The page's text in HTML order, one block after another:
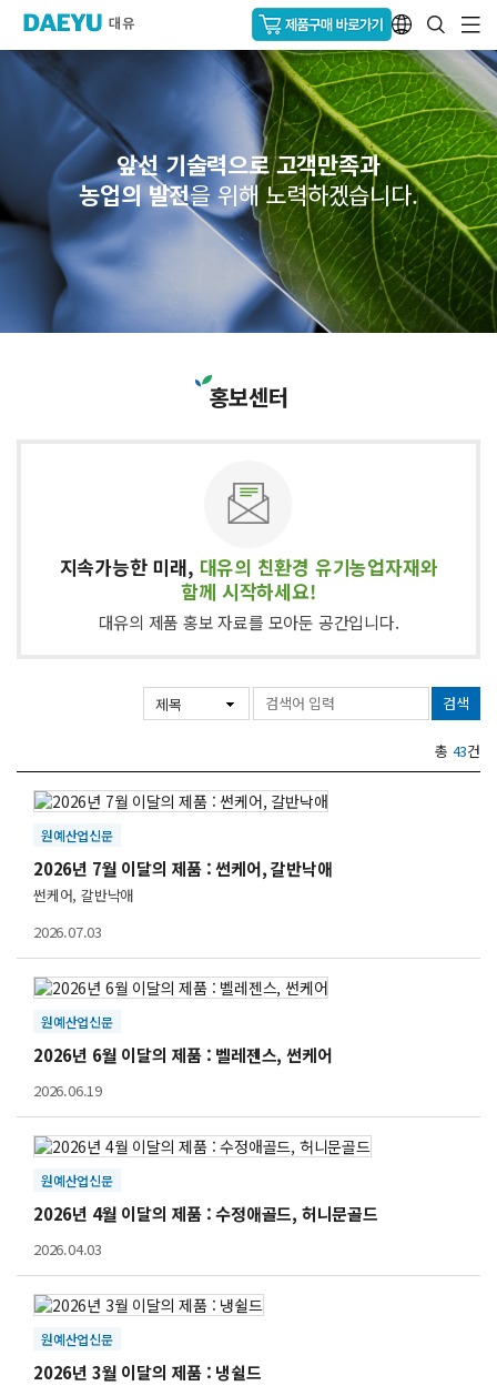
앞선 기술력으로 고객만족과
농업의 발전을 위해 노력하겠습니다.
홍보센터
지속가능한 미래, 대유의 친환경 유기농업자재와
함께 시작하세요!
대유의 제품 홍보 자료를 모아둔 공간입니다.
검색
총 43건
원예산업신문
2026년 7월 이달의 제품 : 썬케어, 갈반낙애
썬케어, 갈반낙애
2026.07.03
원예산업신문
2026년 6월 이달의 제품 : 벨레젠스, 썬케어
2026.06.19
원예산업신문
2026년 4월 이달의 제품 : 수정애골드, 허니문골드
2026.04.03
원예산업신문
2026년 3월 이달의 제품 : 냉쉴드